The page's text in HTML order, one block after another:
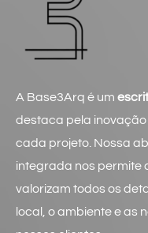
A Base3Arq é um
destaca pela inovação
cada projeto. Nossa
integrada nos permite
valorizam todos os
local, o ambiente e as